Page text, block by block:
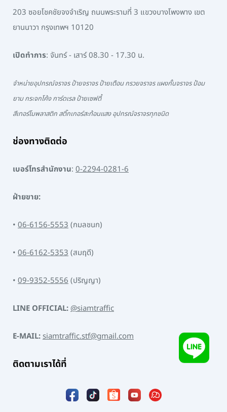
203 ซอยโชคชัยจงจำเริญ ถนนพระรามที่ 3 แขวงบางโพงพาง เขต
ยานนาวา กรุงเทพฯ 10120
เปิดทำการ: จันทร์ - เสาร์ 08.30 - 17.30 น.
จำหน่ายอุปกรณ์จราจร ป้ายจราจร ป้ายเตือน กรวยจราจร แผงกั้นจราจร ป้อม
ยาม กระจกโค้ง การ์ดเรล ป้ายเซฟตี้
สีเทอร์โมพลาสติก สติ๊กเกอร์สะท้อนแสง อุปกรณ์จราจรทุกชนิด
ช่องทางติดต่อ
เบอร์โทรสำนักงาน: 0-2294-0281-6
ฝ่ายขาย:
• 06-6156-5553(กมลชนก)
• 06-6162-5353(สมฤดี)
• 09-9352-5556(ปริญญา)
LINE OFFICIAL:@siamtraffic
E-MAIL:siamtraffic.stf@gmail.com
ติดตามเราได้ที่